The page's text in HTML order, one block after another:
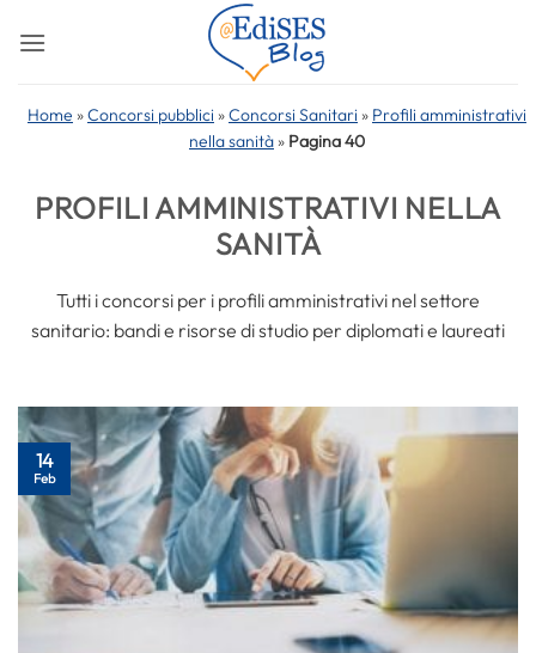
Home »Concorsi pubblici »Concorsi Sanitari » Profili amministrativi
nella sanità » Pagina 40
PROFILI AMMINISTRATIVI NELLA
SANITÀ
Tutti i concorsi per i profili amministrativi nel settore
sanitario: bandi e risorse di studio per diplomati e laureati
14
Feb